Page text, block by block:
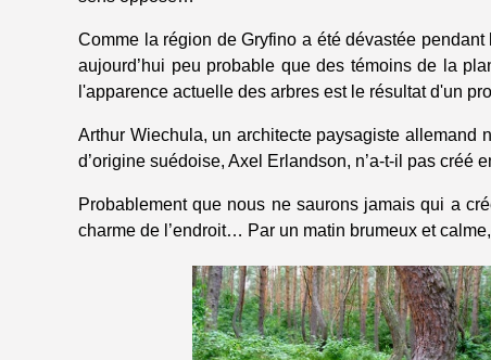
Comme la région de Gryfino a été dévastée
aujourd’hui peu probable que des témoins de la
l'apparence actuelle des arbres est le résultat d'un
Arthur Wiechula, un architecte paysagiste allemand
d’origine suédoise, Axel Erlandson, n’a-t-il pas créé
Probablement que nous ne saurons jamais qui a
charme de l’endroit… Par un matin brumeux et